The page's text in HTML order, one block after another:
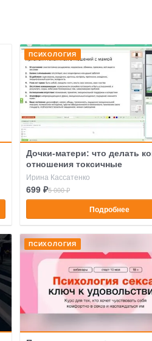
ПСИХОЛОГИЯ
Дочки-матери: что делать
отношения токсичные
Ирина Кассатенко
699 ₽5 000 ₽
Подробнее
ПСИХОЛОГИЯ